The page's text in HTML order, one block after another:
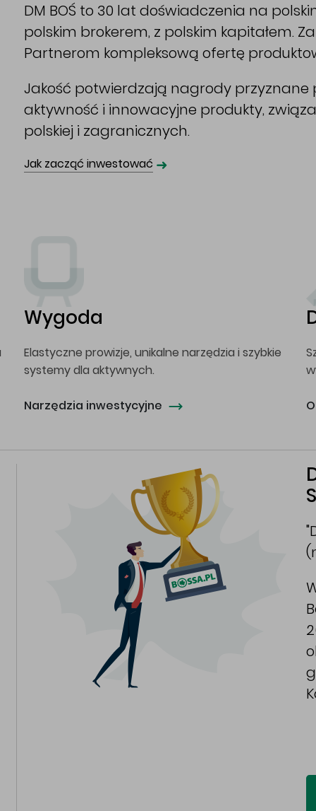
DM BOŚ to 30 lat doświadczenia na
polskim brokerem, z polskim kapitałem.
Partnerom kompleksową ofertę
Jakość potwierdzają nagrody przyznane
aktywność i innowacyjne produkty,
polskiej i zagranicznych.
Jak zacząć inwestować ➜
Wygoda
Elastyczne prowizje, unikalne narzędzia i szybkie
systemy dla aktywnych.
Narzędzia inwestycyjne